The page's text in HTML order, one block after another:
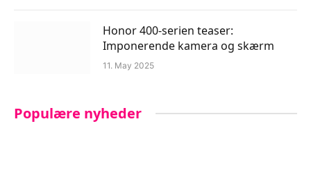
Honor 400-serien teaser:
Imponerende kamera og skærm
11. May 2025
Populære nyheder